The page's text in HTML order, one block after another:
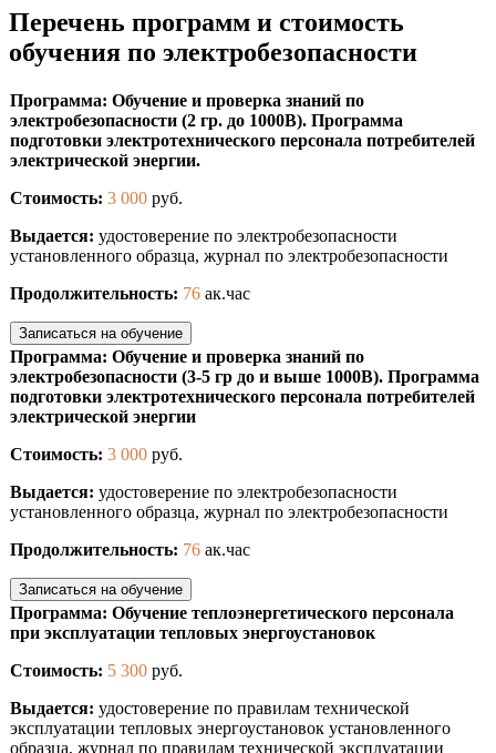
Перечень программ и стоимость
обучения по электробезопасности
Программа: Обучение и проверка знаний по
электробезопасности (2 гр. до 1000В). Программа
подготовки электротехнического персонала потребителей
электрической энергии.
Стоимость: 3 000 руб.
Выдается: удостоверение по электробезопасности
установленного образца, журнал по электробезопасности
Продолжительность: 76 ак.час
Записаться на обучение
Программа: Обучение и проверка знаний по
электробезопасности (3-5 гр до и выше 1000В). Программа
подготовки электротехнического персонала потребителей
электрической энергии
Стоимость: 3 000 руб.
Выдается: удостоверение по электробезопасности
установленного образца, журнал по электробезопасности
Продолжительность: 76 ак.час
Записаться на обучение
Программа: Обучение теплоэнергетического персонала
при эксплуатации тепловых энергоустановок
Стоимость: 5 300 руб.
Выдается: удостоверение по правилам технической
эксплуатации тепловых энергоустановок установленного
образца, журнал по правилам технической эксплуатации